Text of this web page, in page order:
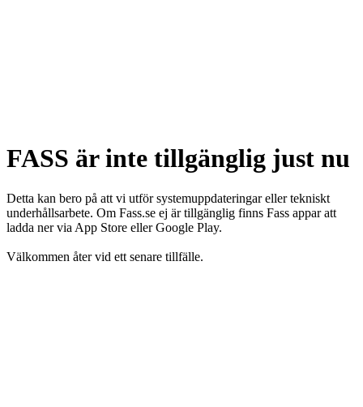
FASS är inte tillgänglig just nu
Detta kan bero på att vi utför systemuppdateringar eller tekniskt
underhållsarbete. Om Fass.se ej är tillgänglig finns Fass appar att
ladda ner via App Store eller Google Play.
Välkommen åter vid ett senare tillfälle.